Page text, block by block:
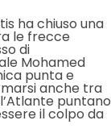
ha chiuso una
le frecce
di
Mohamed
punta e
anche tra
puntano
il colpo da